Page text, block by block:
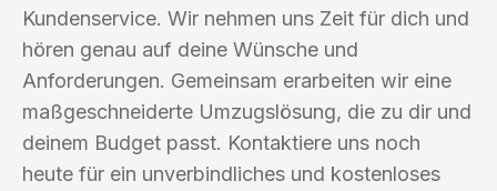
Kundenservice. Wir nehmen uns Zeit für dich und
hören genau auf deine Wünsche und
Anforderungen. Gemeinsam erarbeiten wir eine
maßgeschneiderte Umzugslösung, die zu dir und
deinem Budget passt. Kontaktiere uns noch
heute für ein unverbindliches und kostenloses